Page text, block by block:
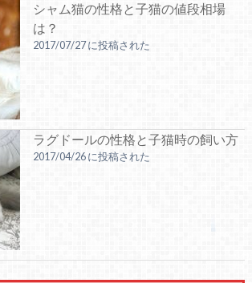
シャム猫の性格と子猫の値段相場
は？
2017/07/27 に投稿された
ラグドールの性格と子猫時の飼い方
2017/04/26 に投稿された